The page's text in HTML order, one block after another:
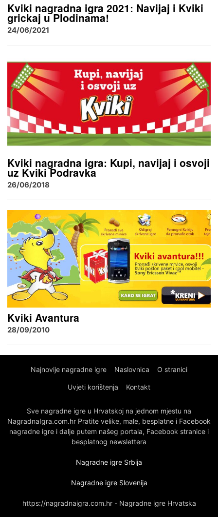
Kviki nagradna igra 2021: Navijaj i Kviki
grickaj u Plodinama!
24/06/2021
Kviki nagradna igra: Kupi, navijaj i osvoji
uz Kviki Podravka
26/06/2018
Kviki Avantura
28/09/2010
Najnovije nagradne igre Naslovnica O stranici
Uvjeti korištenja Kontakt
Sve nagradne igre u Hrvatskoj na jednom mjestu na
NagradnaIgra.com.hr Pratite velike, male, besplatne i Facebook
nagradne igre i dalje putem našeg portala, Facebook stranice i
besplatnog newslettera
Nagradne igre Srbija
Nagradne igre Slovenija
https://nagradnaigra.com.hr - Nagradne igre Hrvatska